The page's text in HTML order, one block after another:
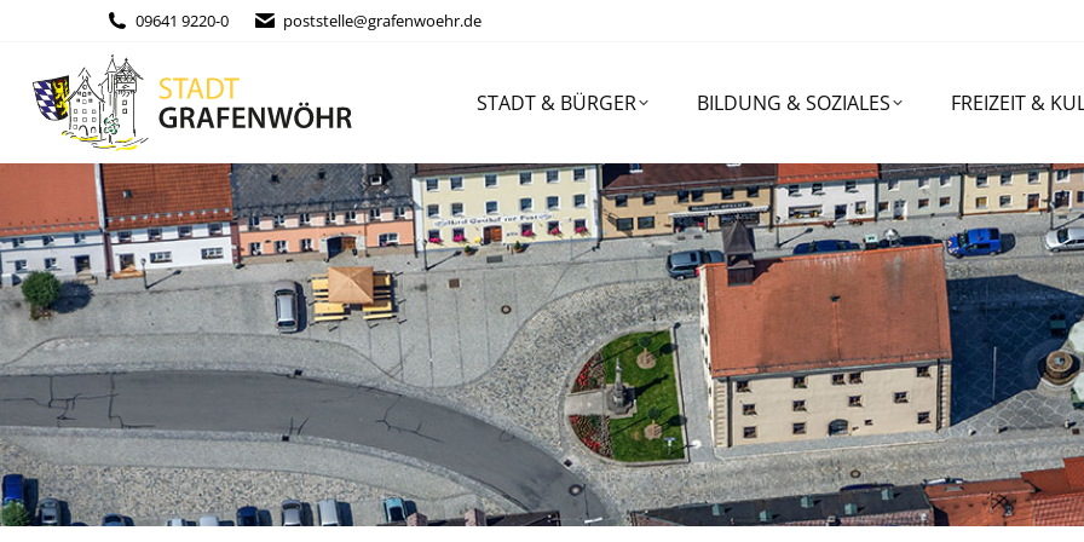
09641 9220-0 poststelle@grafenwoehr.de
STADT & BÜRGER BILDUNG & SOZIALES FREIZEIT &